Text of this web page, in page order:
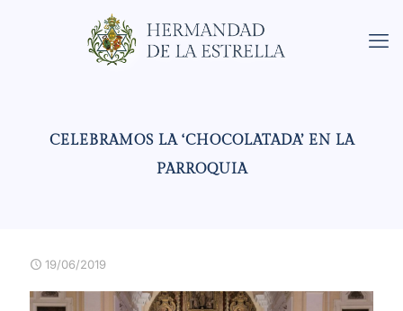
CELEBRAMOS LA ‘CHOCOLATADA’ EN LA
PARROQUIA
19/06/2019